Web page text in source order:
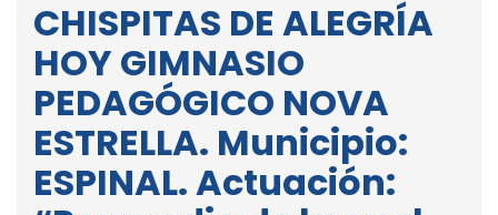
CHISPITAS DE ALEGRÍA
HOY GIMNASIO
PEDAGÓGICO NOVA
ESTRELLA. Municipio:
ESPINAL. Actuación: